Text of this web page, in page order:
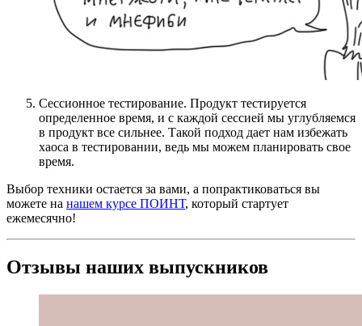
Сессионное тестирование. Продукт тестируется
определенное время, и с каждой сессией мы углубляемся
в продукт все сильнее. Такой подход дает нам избежать
хаоса в тестировании, ведь мы можем планировать свое
время.
Выбор техники остается за вами, а попрактиковаться вы
можете на нашем курсе ПОИНТ, который стартует
ежемесячно!
Отзывы наших выпускников